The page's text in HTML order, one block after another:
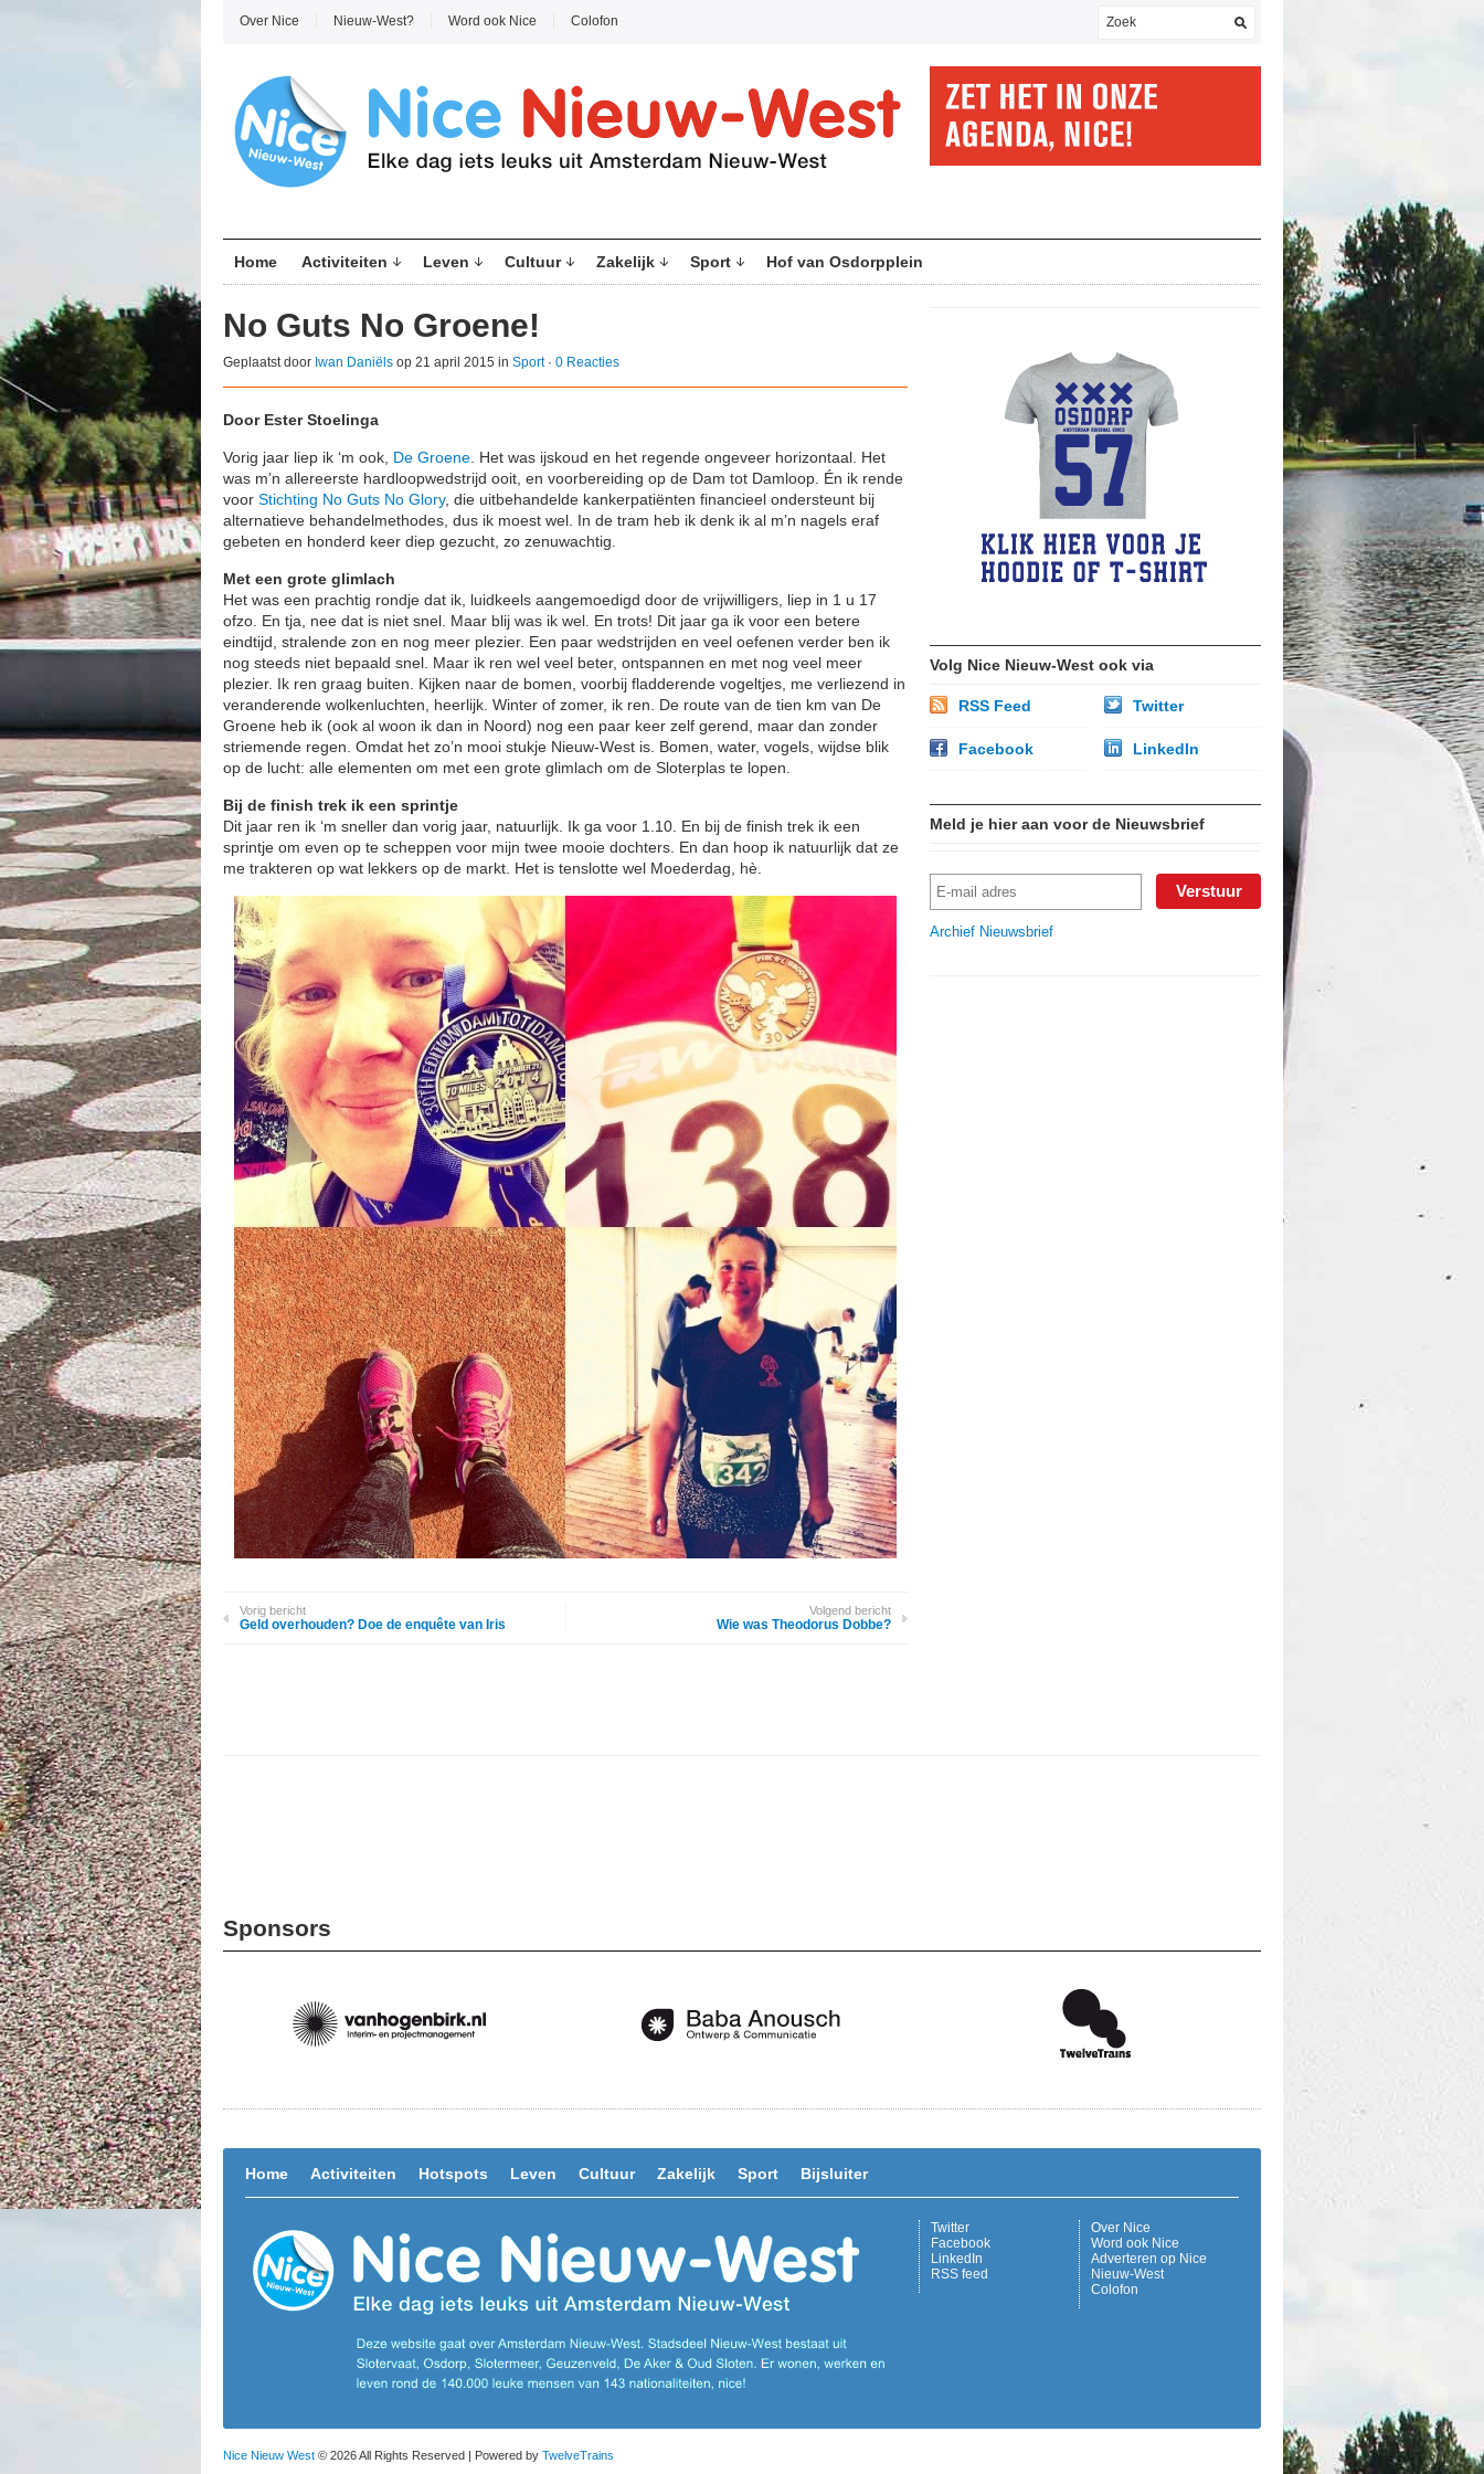
Over Nice Nieuw-West? Word ook Nice Colofon
Home Activiteiten Leven Cultuur Zakelijk Sport Hof van Osdorpplein
No Guts No Groene!
Geplaatst door Iwan Daniëls op 21 april 2015 in Sport· 0 Reacties
Door Ester Stoelinga
Vorig jaar liep ik ‘m ook, De Groene . Het was ijskoud en het regende ongeveer horizontaal. Het
was m’n allereerste hardloopwedstrijd ooit, en voorbereiding op de Dam tot Damloop. Én ik rende
voor Stichting No Guts No Glory, die uitbehandelde kankerpatiënten financieel ondersteunt bij
alternatieve behandelmethodes, dus ik moest wel. In de tram heb ik denk ik al m’n nagels eraf
gebeten en honderd keer diep gezucht, zo zenuwachtig.
Met een grote glimlach
Het was een prachtig rondje dat ik, luidkeels aangemoedigd door de vrijwilligers, liep in 1 u 17
ofzo. En tja, nee dat is niet snel. Maar blij was ik wel. En trots! Dit jaar ga ik voor een betere
eindtijd, stralende zon en nog meer plezier. Een paar wedstrijden en veel oefenen verder ben ik
nog steeds niet bepaald snel. Maar ik ren wel veel beter, ontspannen en met nog veel meer
plezier. Ik ren graag buiten. Kijken naar de bomen, voorbij fladderende vogeltjes, me verliezend in
veranderende wolkenluchten, heerlijk. Winter of zomer, ik ren. De route van de tien km van De
Groene heb ik (ook al woon ik dan in Noord) nog een paar keer zelf gerend, maar dan zonder
striemende regen. Omdat het zo’n mooi stukje Nieuw-West is. Bomen, water, vogels, wijdse blik
op de lucht: alle elementen om met een grote glimlach om de Sloterplas te lopen.
Bij de finish trek ik een sprintje
Dit jaar ren ik ‘m sneller dan vorig jaar, natuurlijk. Ik ga voor 1.10. En bij de finish trek ik een
sprintje om even op te scheppen voor mijn twee mooie dochters. En dan hoop ik natuurlijk dat ze
me trakteren op wat lekkers op de markt. Het is tenslotte wel Moederdag, hè.
Vorig bericht
Geld overhouden? Doe de enquête van Iris
Volgend bericht
Wie was Theodorus Dobbe?
Volg Nice Nieuw-West ook via
RSS Feed Twitter
Facebook LinkedIn
Meld je hier aan voor de Nieuwsbrief
Archief Nieuwsbrief
Sponsors
Home Activiteiten Hotspots Leven Cultuur Zakelijk Sport Bijsluiter
Over Nice
Word ook Nice
Adverteren op Nice
Nieuw-West
Colofon
Twitter
Facebook
LinkedIn
RSS feed
Nice Nieuw West © 2026 All Rights Reserved | Powered by TwelveTrains